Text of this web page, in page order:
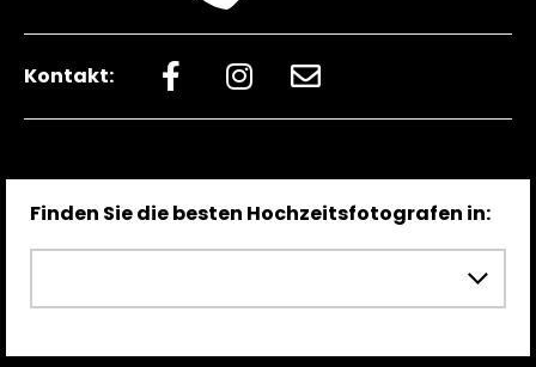
Kontakt:
Finden Sie die besten Hochzeitsfotografen in: